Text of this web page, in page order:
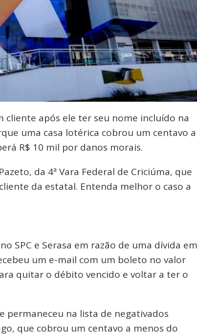
cliente após ele ter seu nome incluído na
uma casa lotérica cobrou um centavo a
R$ 10 mil por danos morais.
da 4ª Vara Federal de Criciúma, que
da estatal. Entenda melhor o caso a
SPC e Serasa em razão de uma dívida em
um e-mail com um boleto no valor
quitar o débito vencido e voltar a ter o
permaneceu na lista de negativados
que cobrou um centavo a menos do